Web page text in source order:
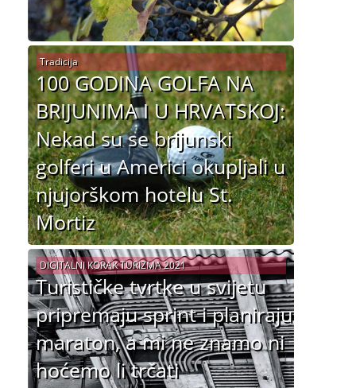
100 GODINA GOLFA NA
BRIJUNIMA I U HRVATSKOJ:
Nekad su se brijunski
golferi u Americi okupljali u
njujorškom hotelu St.
Mortiz
Tradicija
Turističke tvrtke u svijetu
pripremaju sprint i planiraju
maraton, a mi ne znamo ni
hoćemo li trčati
DIGITALNI KORAK TURIZMA 2021